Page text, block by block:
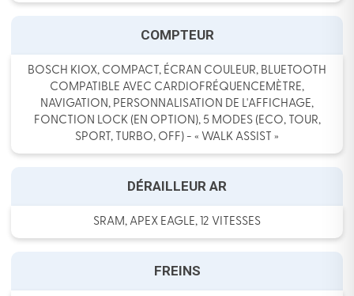
COMPTEUR
BOSCH KIOX, COMPACT, ÉCRAN COULEUR, BLUETOOTH
COMPATIBLE AVEC CARDIOFRÉQUENCEMÈTRE,
NAVIGATION, PERSONNALISATION DE L'AFFICHAGE,
FONCTION LOCK (EN OPTION), 5 MODES (ECO, TOUR,
SPORT, TURBO, OFF) - « WALK ASSIST »
DÉRAILLEUR AR
SRAM, APEX EAGLE, 12 VITESSES
FREINS